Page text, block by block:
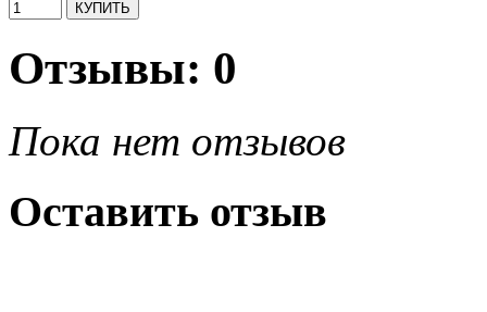
Отзывы: 0
Пока нет отзывов
Оставить отзыв